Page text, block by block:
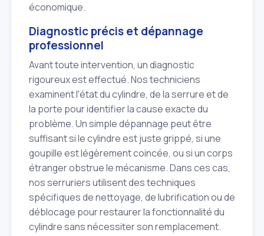
économique.
Diagnostic précis et dépannage
professionnel
Avant toute intervention, un diagnostic
rigoureux est effectué. Nos techniciens
examinent l'état du cylindre, de la serrure et de
la porte pour identifier la cause exacte du
problème. Un simple dépannage peut être
suffisant si le cylindre est juste grippé, si une
goupille est légèrement coincée, ou si un corps
étranger obstrue le mécanisme. Dans ces cas,
nos serruriers utilisent des techniques
spécifiques de nettoyage, de lubrification ou de
déblocage pour restaurer la fonctionnalité du
cylindre sans nécessiter son remplacement.